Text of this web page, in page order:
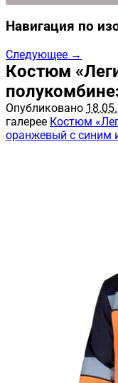
Навигация по
Следующее →
Костюм
Опубликовано
галерее Костюм
оранжевый с синим